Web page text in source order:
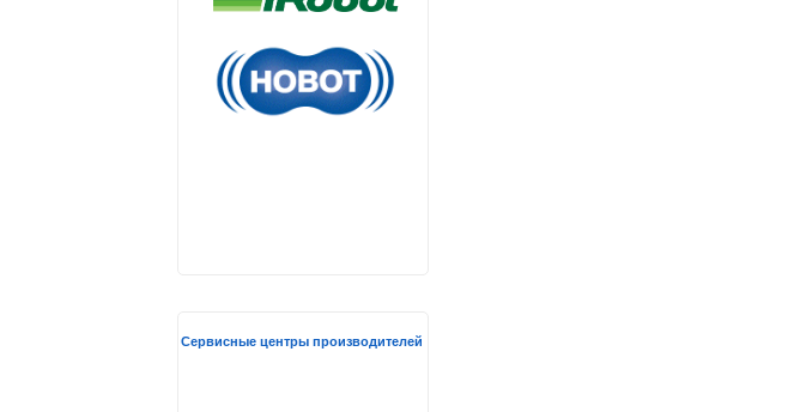
Сервисные центры производителей